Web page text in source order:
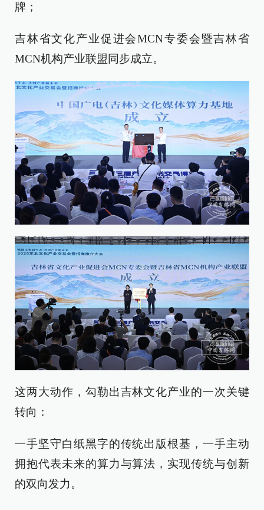
牌；
吉林省文化产业促进会MCN专委会暨吉林省
MCN机构产业联盟同步成立。
这两大动作，勾勒出吉林文化产业的一次关键
转向：
一手坚守白纸黑字的传统出版根基，一手主动
拥抱代表未来的算力与算法，实现传统与创新
的双向发力。